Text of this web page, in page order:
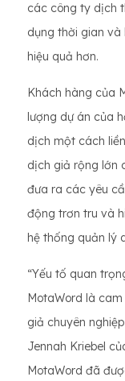
các công ty dịch
dụng thời gian
hiệu quả hơn.
Khách hàng của
lượng dự án của
dịch một cách
dịch giả rộng lớn
đưa ra các yêu
động trơn tru và
hệ thống quản lý
“Yếu tố quan
MotaWord là
giả chuyên
Jennah Kriebel
MotaWord đã